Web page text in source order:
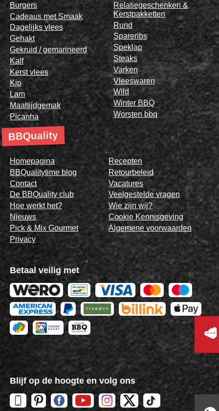
Burgers
Cadeaus met Smaak
Dagelijks vlees
Gehakt
Gekruid / gemarineerd
Kalf
Kerst vlees
Kip
Lam
Maaltijdgemak
Picanha
Relatiegeschenken &
Kerstpakketten
Rund
Spareribs
Speklap
Steaks
Varken
Vleeswaren
Wild
Winter BBQ
Worsten bbq
BBQuality
Homepagina
BBQualitytime blog
Contact
De BBQuality club
Hoe werkt het?
Nieuws
Pick & Mix Gourmet
Privacy
Recepten
Retourbeleid
Vacatures
Veelgestelde vragen
Wie zijn wij?
Cookie Kennisgeving
Algemene voorwaarden
Betaal veilig met
Blijf op de hoogte en volg ons
🥩